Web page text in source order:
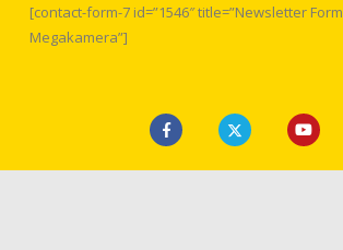
[contact-form-7 id=”1546″ title=”Newsletter Form
Megakamera”]